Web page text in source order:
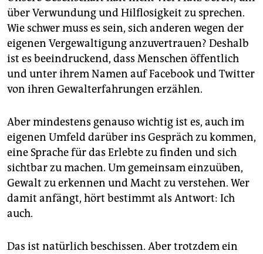
über Verwundung und Hilflosigkeit zu sprechen.
Wie schwer muss es sein, sich anderen wegen der
eigenen Vergewaltigung anzuvertrauen? Deshalb
ist es beeindruckend, dass Menschen öffentlich
und unter ihrem Namen auf Facebook und Twitter
von ihren Gewalterfahrungen erzählen.
Aber mindestens genauso wichtig ist es, auch im
eigenen Umfeld darüber ins Gespräch zu kommen,
eine Sprache für das Erlebte zu finden und sich
sichtbar zu machen. Um gemeinsam einzuüben,
Gewalt zu erkennen und Macht zu verstehen. Wer
damit anfängt, hört bestimmt als Antwort: Ich
auch.
Das ist natürlich beschissen. Aber trotzdem ein